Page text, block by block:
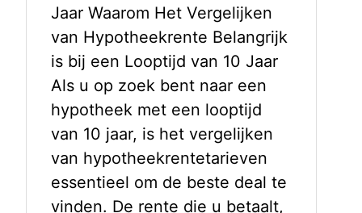
Jaar Waarom Het Vergelijken
van Hypotheekrente Belangrijk
is bij een Looptijd van 10 Jaar
Als u op zoek bent naar een
hypotheek met een looptijd
van 10 jaar, is het vergelijken
van hypotheekrentetarieven
essentieel om de beste deal te
vinden. De rente die u betaalt,